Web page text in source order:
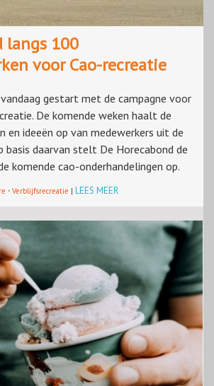
langs 100
voor Cao-recreatie
gestart met de campagne voor
De komende weken haalt de
en ideeën op van medewerkers uit de
basis daarvan stelt De Horecabond de
komende cao-onderhandelingen op.
· Verblijfsrecreatie | LEES MEER